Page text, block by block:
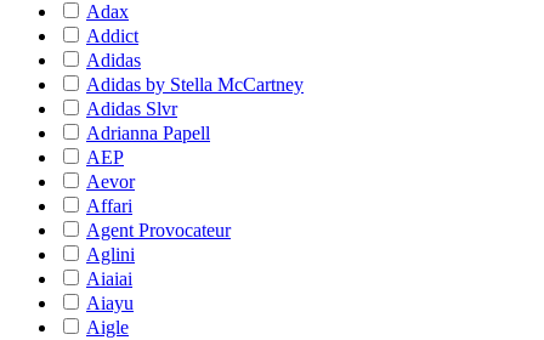
Adax
Addict
Adidas
Adidas by Stella McCartney
Adidas Slvr
Adrianna Papell
AEP
Aevor
Affari
Agent Provocateur
Aglini
Aiaiai
Aiayu
Aigle